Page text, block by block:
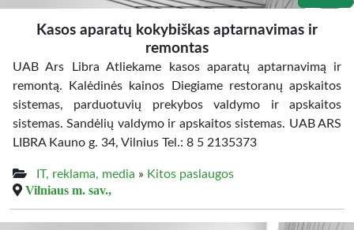
Kasos aparatų kokybiškas aptarnavimas ir
remontas
UAB Ars Libra Atliekame kasos aparatų aptarnavimą ir
remontą. Kalėdinės kainos Diegiame restoranų apskaitos
sistemas, parduotuvių prekybos valdymo ir apskaitos
sistemas. Sandėlių valdymo ir apskaitos sistemas. UAB ARS
LIBRA Kauno g. 34, Vilnius Tel.: 8 5 2135373
IT, reklama, media » Kitos paslaugos
Vilniaus m. sav.,